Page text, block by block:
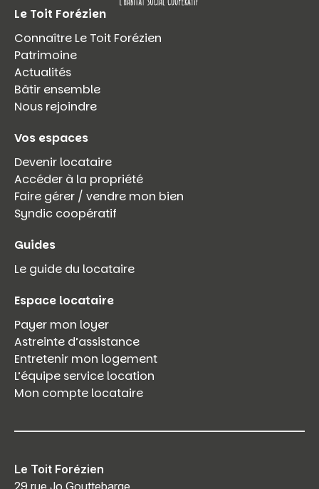
Le Toit Forézien
Connaître Le Toit Forézien
Patrimoine
Actualités
Bâtir ensemble
Nous rejoindre
Vos espaces
Devenir locataire
Accéder à la propriété
Faire gérer / vendre mon bien
Syndic coopératif
Guides
Le guide du locataire
Espace locataire
Payer mon loyer
Astreinte d’assistance
Entretenir mon logement
L’équipe service location
Mon compte locataire
Le Toit Forézien